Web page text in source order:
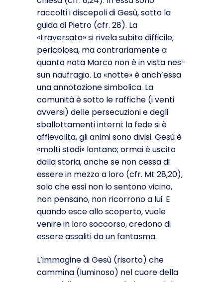
raccolti i discepoli di Gesù, sotto la
guida di Pietro (cfr. 28). La
«traversata» si rivela subito difficile,
pericolosa, ma contrariamente a
quanto nota Marco non è in vista nes­
sun naufragio. La «notte» è anch’essa
una annotazione simbolica. La
comunità è sotto le raffiche (i venti
avversi) delle persecuzioni e degli
sballottamenti interni: la fede si è
affievolita, gli animi sono divisi. Gesù è
«molti stadi» lontano; ormai è uscito
dalla storia, anche se non cessa di
essere in mezzo a loro (cfr. Mt 28,20),
solo che essi non lo sentono vi­cino,
non pensano, non ricorrono a lui. E
quando esce allo scoperto, vuole
venire in loro soccorso, credono di
essere assa­liti da un fantasma.
L’immagine di Gesù (risorto) che
cammina (luminoso) nel cuore della